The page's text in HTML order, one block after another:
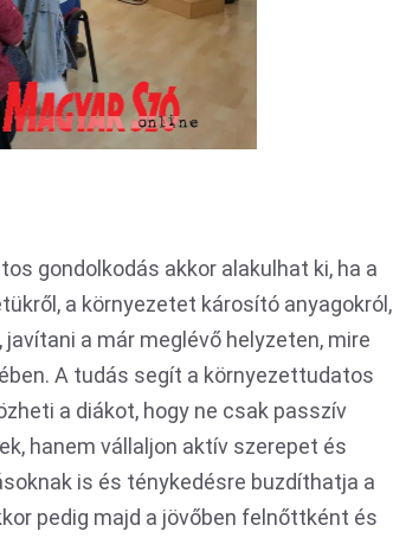
gondolkodás akkor alakulhat ki, ha a
a környezetet károsító anyagokról,
a már meglévő helyzeten, mire
A tudás segít a környezettudatos
a diákot, hogy ne csak passzív
hanem vállaljon aktív szerepet és
is és ténykedésre buzdíthatja a
pedig majd a jövőben felnőttként és